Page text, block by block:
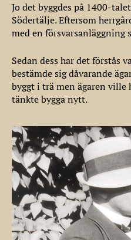
Jo det byggdes på 1400-
Södertälje. Eftersom
med en försvarsanläggning
Sedan dess har det förstås
bestämde sig dåvarande
byggt i trä men ägaren ville
tänkte bygga nytt.